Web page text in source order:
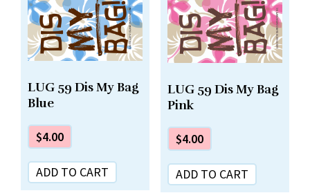
LUG 59 Dis My Bag
Blue
$4.00
ADD TO CART
LUG 59 Dis My Bag
Pink
$4.00
ADD TO CART